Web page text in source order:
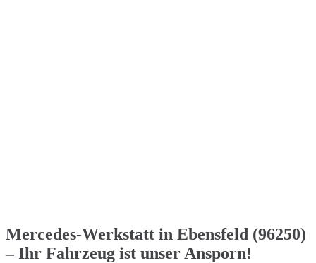
Mercedes-Werkstatt in Ebensfeld (96250)
– Ihr Fahrzeug ist unser Ansporn!